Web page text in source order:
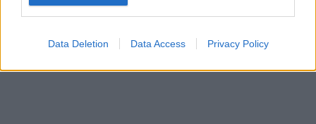
Data Deletion Data Access Privacy Policy